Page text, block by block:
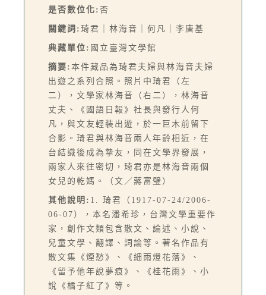
是否數位化: 否
關鍵詞: 琦君｜林海音｜何凡｜李唐基
典藏單位: 國立臺灣文學館
摘要: 本件藏品為琦君夫婦與林海音夫婦
出遊之系列合照。照片中琦君（左
二），文學家林海音（右二），林海音
丈夫、《國語日報》社長與發行人何
凡，與文友輕裝出遊，於一巨木前留下
合影。琦君與林海音兩人年齡相近，在
台結識後成為摯友，同在文學界發展，
兩家人來往密切，琦君亦是林海音兩個
女兒的乾媽。（文／蔣富璧）
其他說明: 1. 琦君（1917-07-24/2006-
06-07），本名潘希珍，台灣文學重要作
家，創作文類包含散文、論述、小說、
兒童文學、翻譯、詞論等。著名作品有
散文集《煙愁》、《細雨燈花落》、
《留予他年說夢痕》、《桂花雨》、小
說《橘子紅了》等。